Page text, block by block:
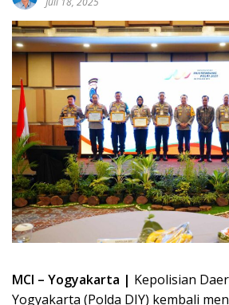
MCI – Yogyakarta | Kepolisian
Yogyakarta (Polda DIY) kembali